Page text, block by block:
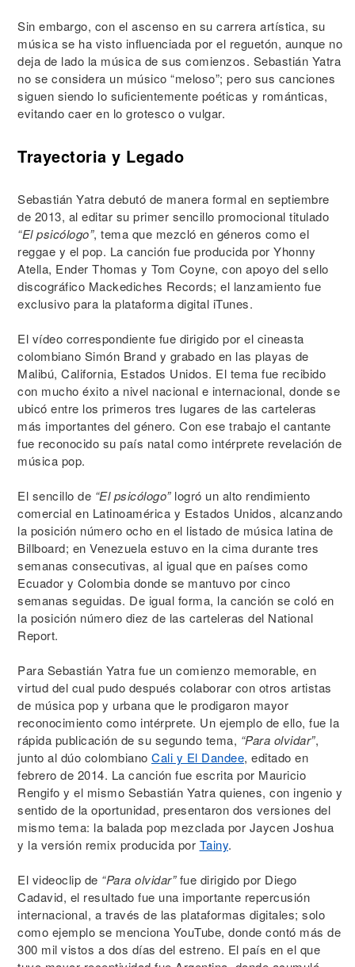
Sin embargo, con el ascenso en su carrera artística, su
música se ha visto influenciada por el reguetón, aunque no
deja de lado la música de sus comienzos. Sebastián Yatra
no se considera un músico “meloso”; pero sus canciones
siguen siendo lo suficientemente poéticas y románticas,
evitando caer en lo grotesco o vulgar.
Trayectoria y Legado
Sebastián Yatra debutó de manera formal en septiembre
de 2013, al editar su primer sencillo promocional titulado
“El psicólogo”, tema que mezcló en géneros como el
reggae y el pop. La canción fue producida por Yhonny
Atella, Ender Thomas y Tom Coyne, con apoyo del sello
discográfico Mackediches Records; el lanzamiento fue
exclusivo para la plataforma digital iTunes.
El vídeo correspondiente fue dirigido por el cineasta
colombiano Simón Brand y grabado en las playas de
Malibú, California, Estados Unidos. El tema fue recibido
con mucho éxito a nivel nacional e internacional, donde se
ubicó entre los primeros tres lugares de las carteleras
más importantes del género. Con ese trabajo el cantante
fue reconocido su país natal como intérprete revelación de
música pop.
El sencillo de “El psicólogo”logró un alto rendimiento
comercial en Latinoamérica y Estados Unidos, alcanzando
la posición número ocho en el listado de música latina de
Billboard; en Venezuela estuvo en la cima durante tres
semanas consecutivas, al igual que en países como
Ecuador y Colombia donde se mantuvo por cinco
semanas seguidas. De igual forma, la canción se coló en
la posición número diez de las carteleras del National
Report.
Para Sebastián Yatra fue un comienzo memorable, en
virtud del cual pudo después colaborar con otros artistas
de música pop y urbana que le prodigaron mayor
reconocimiento como intérprete. Un ejemplo de ello, fue la
rápida publicación de su segundo tema, “Para olvidar”,
junto al dúo colombiano Cali y El Dandee, editado en
febrero de 2014. La canción fue escrita por Mauricio
Rengifo y el mismo Sebastián Yatra quienes, con ingenio y
sentido de la oportunidad, presentaron dos versiones del
mismo tema: la balada pop mezclada por Jaycen Joshua
y la versión remix producida por Tainy.
El videoclip de “Para olvidar”fue dirigido por Diego
Cadavid, el resultado fue una importante repercusión
internacional, a través de las plataformas digitales; solo
como ejemplo se menciona YouTube, donde contó más de
300 mil vistos a dos días del estreno. El país en el que